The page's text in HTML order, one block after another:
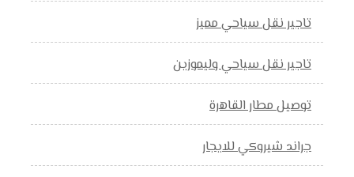
تاجير نقل سياحي مميز
تاجير نقل سياحي وليموزين
توصيل مطار القاهرة
جراند شيروكي للايجار